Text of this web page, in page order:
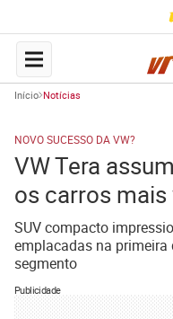
Início Notícias
NOVO SUCESSO DA VW?
VW Tera
os carros
SUV compacto
emplacadas na primeira
segmento
Publicidade